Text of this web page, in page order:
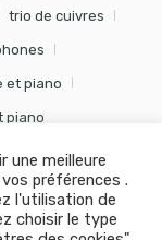
trio de cuivres
et piano
piano
- Conception Khalid
une meilleure
préférences .
l'utilisation de
choisir le type